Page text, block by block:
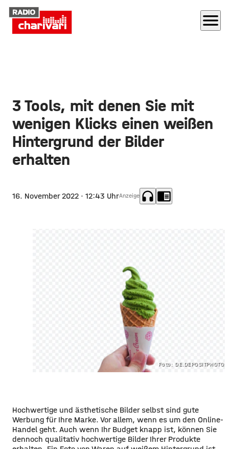
menu
3 Tools, mit denen Sie mit
wenigen Klicks einen weißen
Hintergrund der Bilder
erhalten
16. November 2022 · 12:43 UhrAnzeige headphones chrome_reader_mode
Foto:
Hochwertige und ästhetische Bilder selbst sind gute
Werbung für Ihre Marke. Vor allem, wenn es um den Online-
Handel geht. Auch wenn Ihr Budget knapp ist, können Sie
dennoch qualitativ hochwertige Bilder Ihrer Produkte